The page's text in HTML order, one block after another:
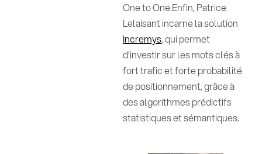
One to One.Enfin, Patrice
Lelaisant incarne la solution
Incremys, qui permet
d’investir sur les mots clés à
fort trafic et forte probabilité
de positionnement, grâce à
des algorithmes prédictifs
statistiques et sémantiques.